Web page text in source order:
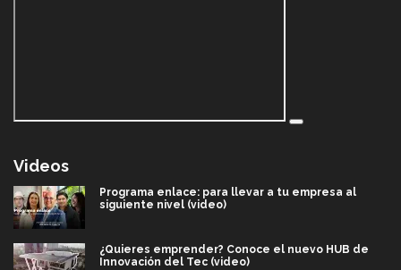
Videos
Programa enlace: para llevar a tu empresa al
siguiente nivel (video)
¿Quieres emprender? Conoce el nuevo HUB de
Innovación del Tec (video)